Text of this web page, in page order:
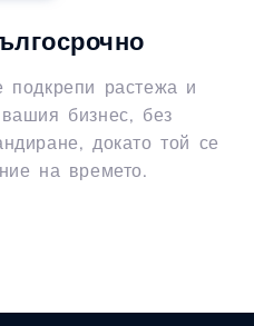
растежа и
бизнес, без
докато той се
на времето.